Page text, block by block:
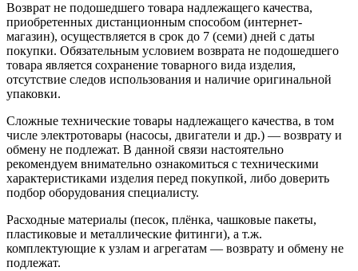
Возврат не подошедшего товара надлежащего качества,
приобретенных дистанционным способом (интернет-
магазин), осуществляется в срок до 7 (семи) дней с даты
покупки. Обязательным условием возврата не подошедшего
товара является сохранение товарного вида изделия,
отсутствие следов использования и наличие оригинальной
упаковки.
Сложные технические товары надлежащего качества, в том
числе электротовары (насосы, двигатели и др.) — возврату и
обмену не подлежат. В данной связи настоятельно
рекомендуем внимательно ознакомиться с техническими
характеристиками изделия перед покупкой, либо доверить
подбор оборудования специалисту.
Расходные материалы (песок, плёнка, чашковые пакеты,
пластиковые и металлические фитинги), а т.ж.
комплектующие к узлам и агрегатам — возврату и обмену не
подлежат.